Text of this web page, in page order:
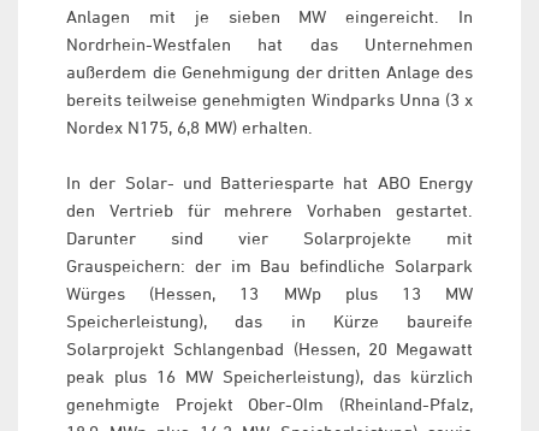
Anlagen mit je sieben MW eingereicht. In
Nordrhein-Westfalen hat das Unternehmen
außerdem die Genehmigung der dritten Anlage des
bereits teilweise genehmigten Windparks Unna (3 x
Nordex N175, 6,8 MW) erhalten.
In der Solar- und Batteriesparte hat ABO Energy
den Vertrieb für mehrere Vorhaben gestartet.
Darunter sind vier Solarprojekte mit
Grauspeichern: der im Bau befindliche Solarpark
Würges (Hessen, 13 MWp plus 13 MW
Speicherleistung), das in Kürze baureife
Solarprojekt Schlangenbad (Hessen, 20 Megawatt
peak plus 16 MW Speicherleistung), das kürzlich
genehmigte Projekt Ober-OIm (Rheinland-Pfalz,